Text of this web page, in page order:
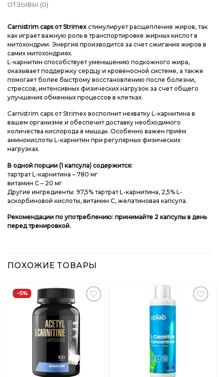
ОТЗЫВЫ (0)
Carnistrim caps от Strimex стимулирует расщепление жиров, так
как играет важную роль в транспортировке жирных кислот в
митохондрии. Энергия производится за счет сжигания жиров в
самих митохондриях.
L-карнитин способствует уменьшению подкожного жира,
оказывает поддержку сердцу и кровеносной системе, а также
помогает более быстрому восстановлению после болезни,
стрессов, интенсивных физических нагрузок за счет общего
улучшения обменных процессов в клетках.
Carnistrim caps от Strimex восполнит нехватку L-карнитина в
вашем организме и обеспечит доставку необходимого
количества кислорода в мышцы. Особенно важен приём
аминокислоты L-карнитин при регулярных физических
нагрузках.
В одной порции (1 капсула) содержится:
тартрат L-карнитина – 780 мг
витамин С – 20 мг
Другие ингредиенты: 97,5% тартрат L-карнитина, 2,5% L-
аскорбиновой кислоты, витамин C, желатиновая капсула.
Рекомендации по употреблению: принимайте 2 капсулы в день
перед тренировкой.
ПОХОЖИЕ ТОВАРЫ
−5%
Добавить
Вишлист